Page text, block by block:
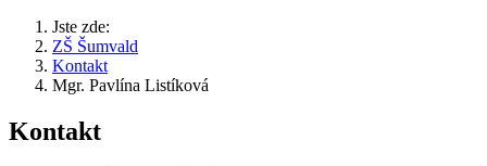
Jste zde:
ZŠ Šumvald
Kontakt
Mgr. Pavlína Listíková
Kontakt